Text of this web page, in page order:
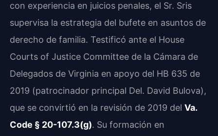
con experiencia en juicios penales, el Sr. Sris
supervisa la estrategia del bufete en asuntos de
derecho de familia. Testificó ante el House
Courts of Justice Committee de la Cámara de
Delegados de Virginia en apoyo del HB 635 de
2019 (patrocinador principal Del. David Bulova),
que se convirtió en la revisión de 2019 del Va.
Code § 20-107.3(g). Su formación en